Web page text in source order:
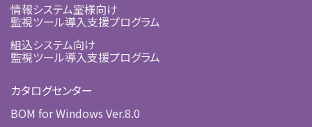
情報システム室様向け
監視ツール導入支援プログラム
組込システム向け
監視ツール導入支援プログラム
カタログセンター
BOM for Windows Ver.8.0